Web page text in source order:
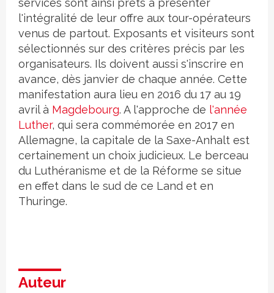
services sont ainsi prêts à présenter
l'intégralité de leur offre aux tour-opérateurs
venus de partout. Exposants et visiteurs sont
sélectionnés sur des critères précis par les
organisateurs. Ils doivent aussi s'inscrire en
avance, dès janvier de chaque année. Cette
manifestation aura lieu en 2016 du 17 au 19
avril à Magdebourg. A l'approche de l'année
Luther, qui sera commémorée en 2017 en
Allemagne, la capitale de la Saxe-Anhalt est
certainement un choix judicieux. Le berceau
du Luthéranisme et de la Réforme se situe
en effet dans le sud de ce Land et en
Thuringe.
Auteur